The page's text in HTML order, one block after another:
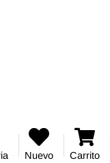
Nuevo Carrito